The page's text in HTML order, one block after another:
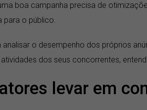
boa campanha precisa de
para o público.
analisar o desempenho dos próprios
dos seus concorrentes,
levar em